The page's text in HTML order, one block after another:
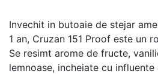
Invechit in butoaie de stejar
1 an, Cruzan 151 Proof este un
Se resimt arome de fructe,
lemnoase, incheiate cu